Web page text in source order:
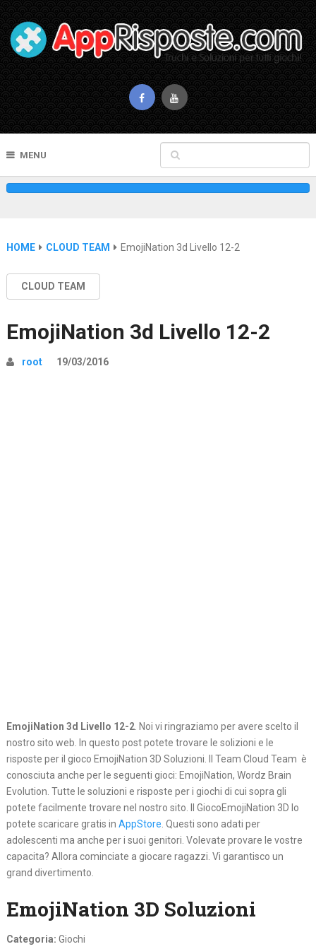
MENU
HOME CLOUD TEAM EmojiNation 3d Livello 12-2
CLOUD TEAM
EmojiNation 3d Livello 12-2
root 19/03/2016
EmojiNation 3d Livello 12-2. Noi vi ringraziamo per avere scelto il
nostro sito web. In questo post potete trovare le solizioni e le
risposte per il gioco EmojiNation 3D Soluzioni. Il Team Cloud Team è
conosciuta anche per le seguenti gioci: EmojiNation, Wordz Brain
Evolution. Tutte le soluzioni e risposte per i giochi di cui sopra gli
potete facilmente trovare nel nostro sito. Il GiocoEmojiNation 3D lo
potete scaricare gratis in AppStore. Questi sono adati per
adolescenti ma anche per i suoi genitori. Volevate provare le vostre
capacita? Allora cominciate a giocare ragazzi. Vi garantisco un
grand divertimento.
EmojiNation 3D Soluzioni
Categoria: Giochi